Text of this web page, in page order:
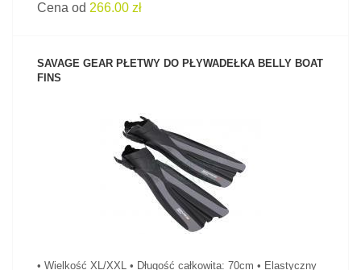
Cena od 266.00 zł
SAVAGE GEAR PŁETWY DO PŁYWADEŁKA BELLY BOAT
FINS
ZOBACZ PRODUKT
• Wielkość XL/XXL • Długość całkowita: 70cm • Elastyczny